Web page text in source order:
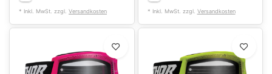
* Inkl. MwSt. zzgl. Versandkosten * Inkl. MwSt. zzgl. Versandkosten